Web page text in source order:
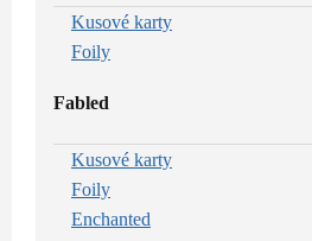
Kusové karty
Foily
Fabled
Kusové karty
Foily
Enchanted